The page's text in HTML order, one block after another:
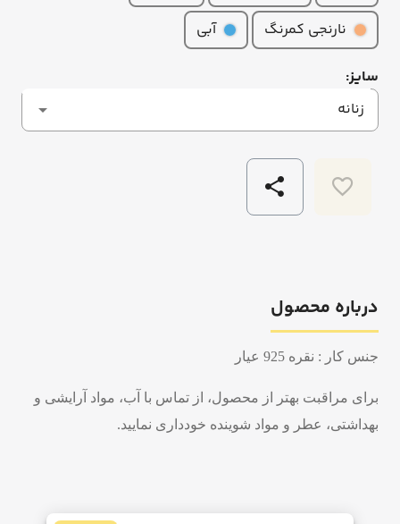
نارنجی کمرنگ
آبی
سایز:
زنانه
درباره محصول
جنس کار : نقره 925 عیار
برای مراقبت بهتر از محصول، از تماس با آب، مواد آرایشی و
بهداشتی، عطر و مواد شوینده خودداری نمایید.